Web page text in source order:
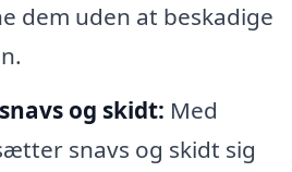
dem uden at beskadige
og skidt: Med
snavs og skidt sig